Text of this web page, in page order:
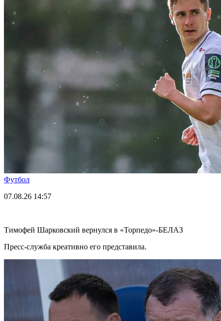
Футбол
07.08.26 14:57
Тимофей Шарковский вернулся в «Торпедо»-БЕЛАЗ
Пресс-служба креативно его представила.